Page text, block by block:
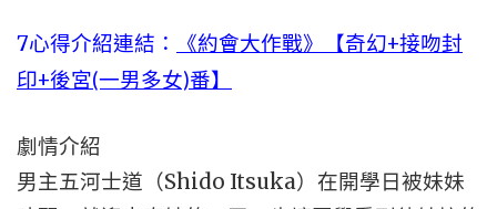
7心得介紹連結：
《約會大作戰》【奇幻+接吻封
印+後宮(一男多女)番】
劇情介紹
男主五河士道（Shido Itsuka）在開學日被妹妹